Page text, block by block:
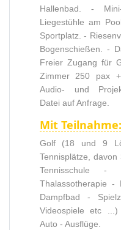
Hallenbad. -
Liegestühle am
Sportplatz. -
Bogenschießen. -
Freier Zugang für
Zimmer 250 pax
Audio- und
Datei auf Anfrage.
Mit Teilnahme:
Golf (18 und 9
Tennisplätze,
Tennisschule
Thalassotherapie
Dampfbad -
Videospiele etc
Auto - Ausflüge.